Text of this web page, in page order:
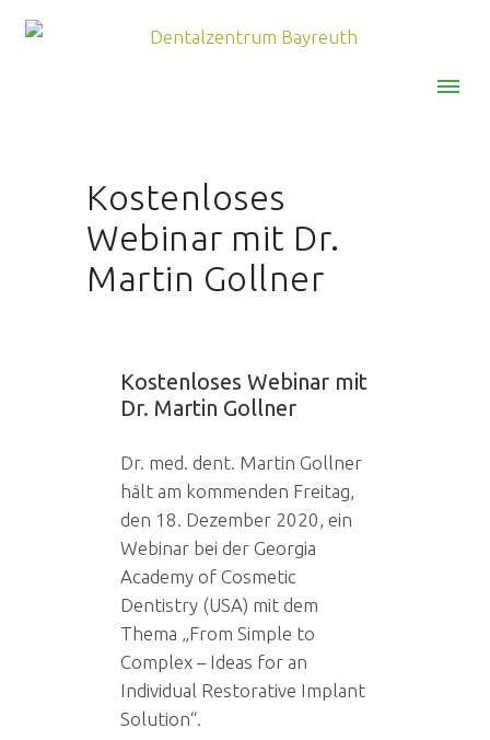
Kostenloses
Webinar mit Dr.
Martin Gollner
Kostenloses Webinar mit
Dr. Martin Gollner
Dr. med. dent. Martin Gollner
hält am kommenden Freitag,
den 18. Dezember 2020, ein
Webinar bei der Georgia
Academy of Cosmetic
Dentistry (USA) mit dem
Thema „From Simple to
Complex – Ideas for an
Individual Restorative Implant
Solution“.